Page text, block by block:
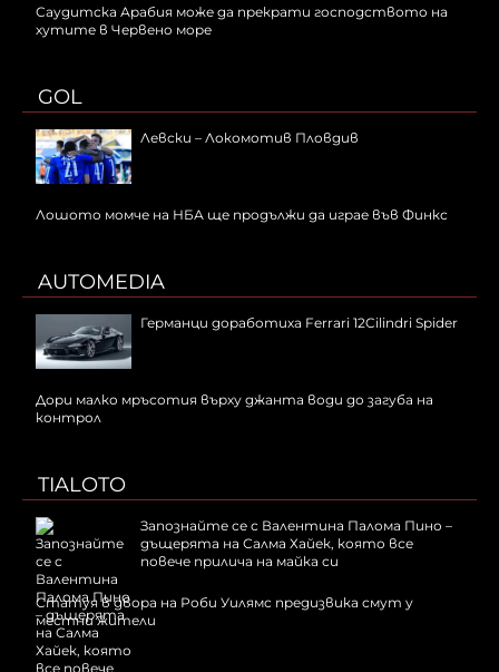
Саудитска Арабия може да прекрати господството на
хутите в Червено море
GOL
Левски – Локомотив Пловдив
Лошото момче на НБА ще продължи да играе във Финкс
AUTOMEDIA
Германци доработиха Ferrari 12Cilindri Spider
Дори малко мръсотия върху джанта води до загуба на
контрол
TIALOTO
Запознайте се с Валентина Палома Пино –
дъщерята на Салма Хайек, която все
повече прилича на майка си
Статуя в двора на Роби Уилямс предизвика смут у
местни жители